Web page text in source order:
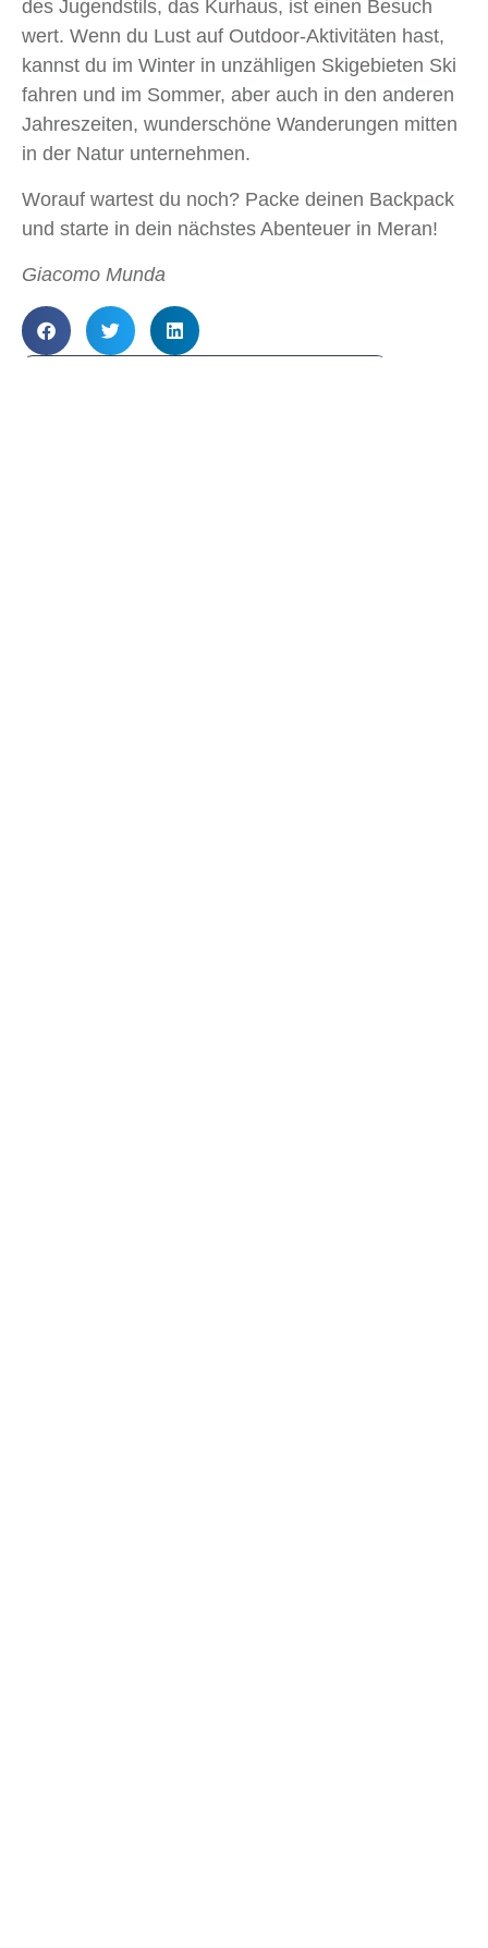
des Jugendstils, das Kurhaus, ist einen Besuch
wert. Wenn du Lust auf Outdoor-Aktivitäten hast,
kannst du im Winter in unzähligen Skigebieten Ski
fahren und im Sommer, aber auch in den anderen
Jahreszeiten, wunderschöne Wanderungen mitten
in der Natur unternehmen.
Worauf wartest du noch? Packe deinen Backpack
und starte in dein nächstes Abenteuer in Meran!
Giacomo Munda